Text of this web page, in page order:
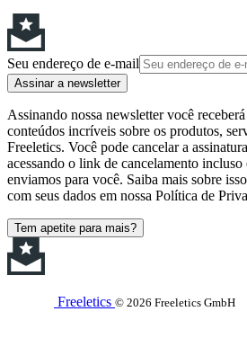
Seu endereço de e-mail
Assinar a newsletter
Assinando nossa newsletter você
conteúdos incríveis sobre os produtos,
Freeletics. Você pode cancelar a
acessando o link de cancelamento
enviamos para você. Saiba mais sobre
com seus dados em nossa Política de
Tem apetite para mais?
Freeletics © 2026 Freeletics GmbH